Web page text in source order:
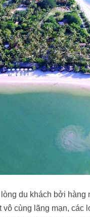
du khách bởi
cùng lãng mạn, các